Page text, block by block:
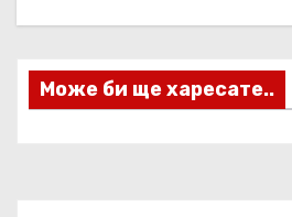
и
яМоже би ще харесате..